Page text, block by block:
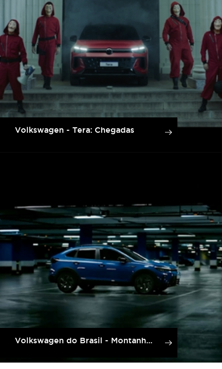
Volkswagen - Tera: Chegadas
Volkswagen do Brasil - Montanha Russa